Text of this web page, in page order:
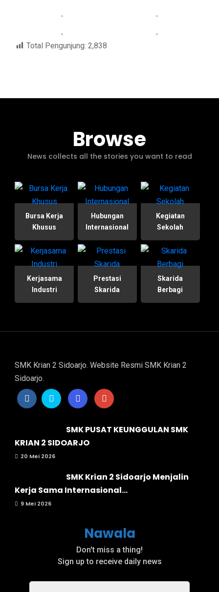
Total Pengunjung: 2,838
Browse
News collects all the stories you want to read
Bursa Kerja
Khusus
Hubungan
Internasional
Kegiatan
Sekolah
Kerjasama
Industri
Prestasi
Skarida
Skarida
Berbagi
SMK Krian 2 Sidoarjo. Website Resmi SMK Krian 2
Sidoarjo.
SMK PUSAT KEUNGGULAN SMK
KRIAN 2 SIDOARJO
20 Mei 2026
SMK Krian 2 Sidoarjo Menjalin
Kerja Sama Internasional...
9 Mei 2026
Nawala
Don't miss a thing!
Sign up to receive daily news